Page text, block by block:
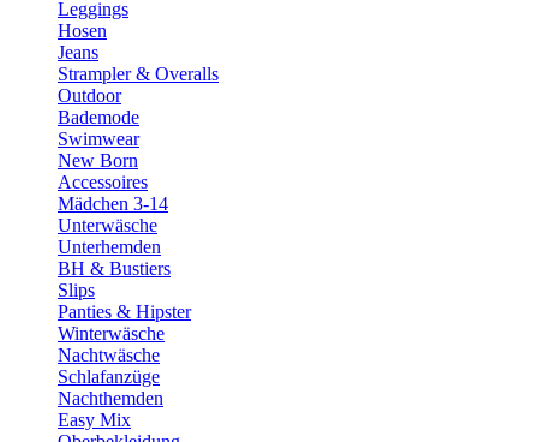
Leggings
Hosen
Jeans
Strampler & Overalls
Outdoor
Bademode
Swimwear
New Born
Accessoires
Mädchen 3-14
Unterwäsche
Unterhemden
BH & Bustiers
Slips
Panties & Hipster
Winterwäsche
Nachtwäsche
Schlafanzüge
Nachthemden
Easy Mix